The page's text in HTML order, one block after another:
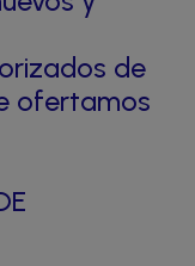
de
ofertamos